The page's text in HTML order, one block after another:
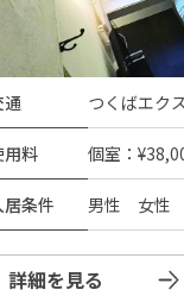
通 つくばエク
用料 個室：
居条件 男性 女性
詳細を見る